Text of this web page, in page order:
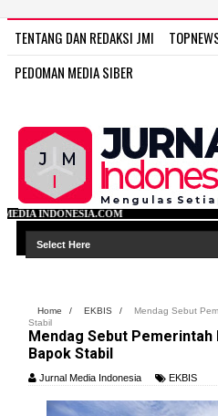
TENTANG DAN REDAKSI JMI
PEDOMAN MEDIA SIBER
Home / EKBIS /
Mendag Sebut
Stabil
Mendag Sebut
Bapok Stabil
Jurnal Media Indonesia EKBIS